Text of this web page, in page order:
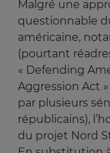
Malgré une
questionnable
américaine,
(pourtant
« Defending
Aggression Act
par plusieurs
républicains),
du projet Nord